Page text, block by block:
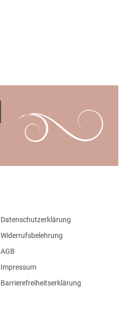
Datenschutzerklärung
Widerrufsbelehrung
AGB
Impressum
Barrierefreiheitserklärung